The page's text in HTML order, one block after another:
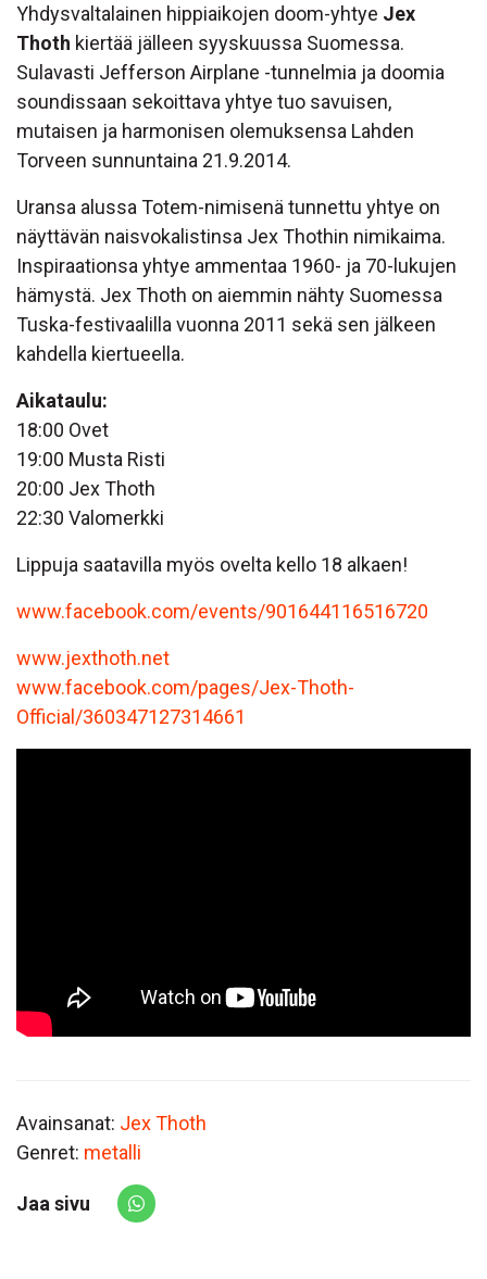
Yhdysvaltalainen hippiaikojen doom-yhtye Jex
Thoth kiertää jälleen syyskuussa Suomessa.
Sulavasti Jefferson Airplane -tunnelmia ja doomia
soundissaan sekoittava yhtye tuo savuisen,
mutaisen ja harmonisen olemuksensa Lahden
Torveen sunnuntaina 21.9.2014.
Uransa alussa Totem-nimisenä tunnettu yhtye on
näyttävän naisvokalistinsa Jex Thothin nimikaima.
Inspiraationsa yhtye ammentaa 1960- ja 70-lukujen
hämystä. Jex Thoth on aiemmin nähty Suomessa
Tuska-festivaalilla vuonna 2011 sekä sen jälkeen
kahdella kiertueella.
Aikataulu:
18:00 Ovet
19:00 Musta Risti
20:00 Jex Thoth
22:30 Valomerkki
Lippuja saatavilla myös ovelta kello 18 alkaen!
www.facebook.com/events/901644116516720
www.jexthoth.net
www.facebook.com/pages/Jex-Thoth-
Official/360347127314661
Avainsanat: Jex Thoth
Genret: metalli
Jaa sivu
Share via Whatsapp